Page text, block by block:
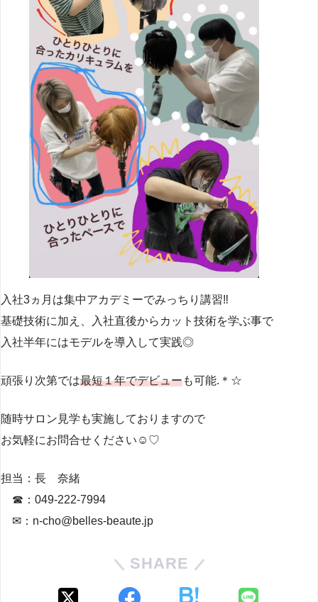
入社3ヵ月は集中アカデミーでみっちり講習‼
基礎技術に加え、入社直後からカット技術を学ぶ事で
入社半年にはモデルを導入して実践◎
頑張り次第では最短１年でデビューも可能.＊☆
随時サロン見学も実施しておりますので
お気軽にお問合せください☺♡
担当：長 奈緒
☎：049-222-7994
✉：n-cho@belles-beaute.jp
SHARE